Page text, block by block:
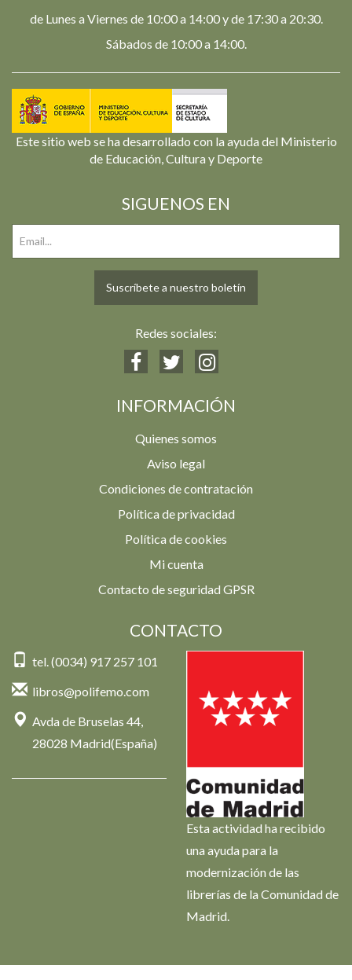
de Lunes a Viernes de 10:00 a 14:00 y de 17:30 a 20:30.
Sábados de 10:00 a 14:00.
Este sitio web se ha desarrollado con la ayuda del Ministerio
de Educación, Cultura y Deporte
SIGUENOS EN
Suscríbete a nuestro boletín
Redes sociales:
INFORMACIÓN
Quienes somos
Aviso legal
Condiciones de contratación
Política de privacidad
Política de cookies
Mi cuenta
Contacto de seguridad GPSR
CONTACTO
tel. (0034) 917 257 101
libros@polifemo.com
Avda de Bruselas 44,
28028 Madrid(España)
Esta actividad ha recibido
una ayuda para la
modernización de las
librerías de la Comunidad de
Madrid.